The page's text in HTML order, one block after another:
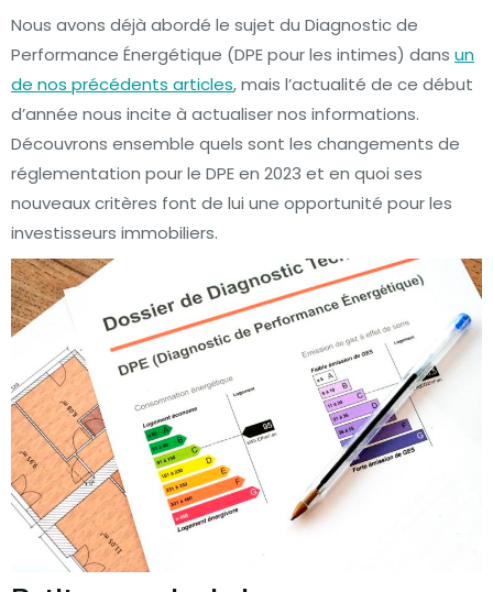
Nous avons déjà abordé le sujet du Diagnostic de
Performance Énergétique (DPE pour les intimes) dans un
de nos précédents articles, mais l’actualité de ce début
d’année nous incite à actualiser nos informations.
Découvrons ensemble quels sont les changements de
réglementation pour le DPE en 2023 et en quoi ses
nouveaux critères font de lui une opportunité pour les
investisseurs immobiliers.